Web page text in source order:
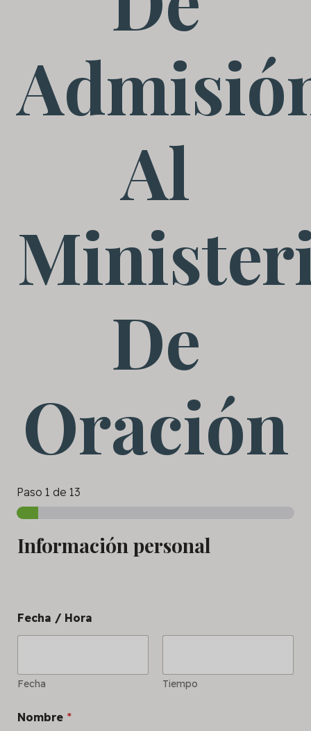
Al
De
Oración
Paso 1 de 13
Información personal
Fecha / Hora
Fecha Tiempo
Nombre *